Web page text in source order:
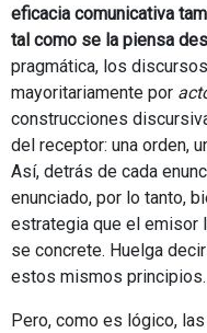
eficacia comunicativa
tal como se la piensa
pragmática, los
mayoritariamente por
construcciones
del receptor: una orden,
Así, detrás de cada
enunciado, por lo tanto,
estrategia que el emisor
se concrete. Huelga
estos mismos principios.
Pero, como es lógico,